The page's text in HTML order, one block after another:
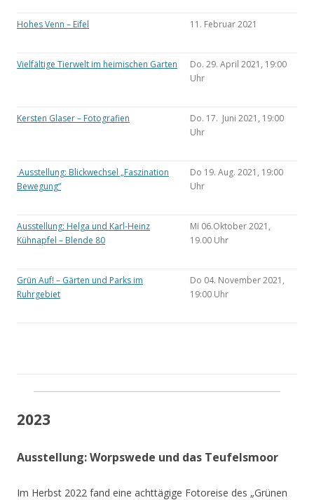
Hohes Venn – Eifel 11. Februar 2021
Vielfältige Tierwelt im heimischen Garten
Do. 29. April 2021, 19:00
Uhr
Kersten Glaser – Fotografien
Do. 17. Juni 2021, 19:00
Uhr
Ausstellung: Blickwechsel „Faszination
Bewegung“
Do 19. Aug. 2021, 19:00
Uhr
Ausstellung: Helga und Karl-Heinz
Kühnapfel – Blende 80
Mi 06.Oktober 2021,
19.00 Uhr
Grün Auf! – Gärten und Parks im
Ruhrgebiet
Do 04. November 2021,
19:00 Uhr
2023
Ausstellung: Worpswede und das Teufelsmoor
Im Herbst 2022 fand eine achttägige Fotoreise des „Grünen